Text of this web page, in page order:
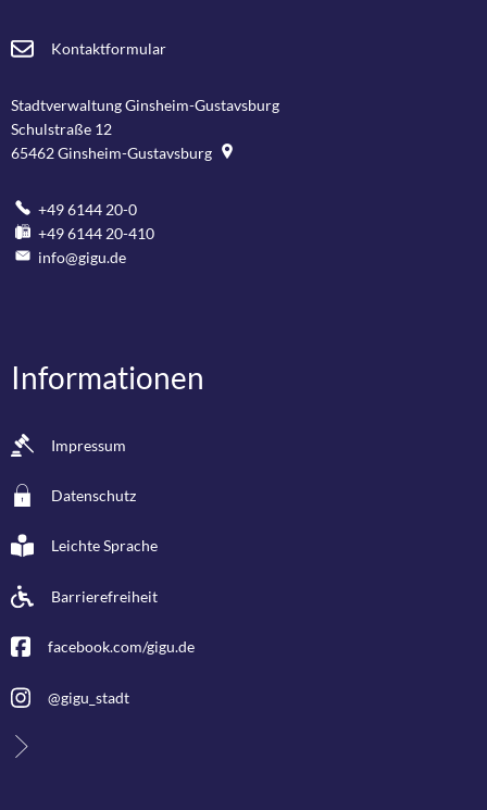
Kontaktformular
Stadtverwaltung Ginsheim-Gustavsburg
Schulstraße 12
65462Ginsheim-Gustavsburg
+49 6144 20-0
+49 6144 20-410
info@gigu.de
Informationen
Impressum
Datenschutz
Leichte Sprache
Barrierefreiheit
facebook.com/gigu.de
@gigu_stadt